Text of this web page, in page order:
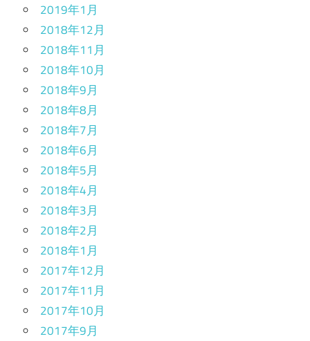
2019年1月
2018年12月
2018年11月
2018年10月
2018年9月
2018年8月
2018年7月
2018年6月
2018年5月
2018年4月
2018年3月
2018年2月
2018年1月
2017年12月
2017年11月
2017年10月
2017年9月